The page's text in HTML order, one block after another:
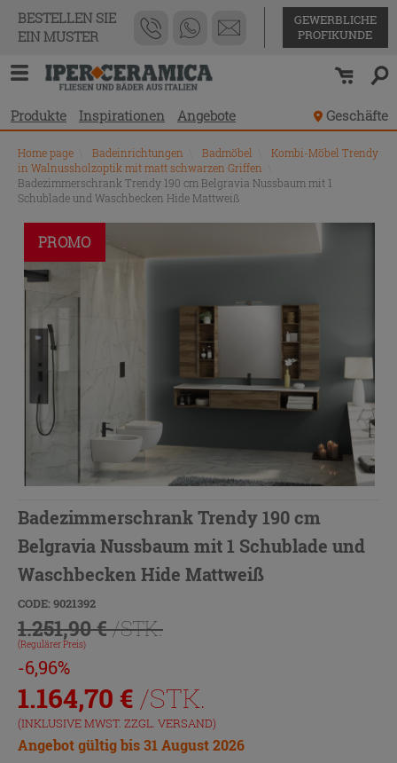
BESTELLEN SIE
EIN MUSTER
GEWERBLICHE
PROFIKUNDE
Produkte Inspirationen Angebote Geschäfte
Home page Badeinrichtungen Badmöbel
Kombi-Möbel Trendy
in Walnussholzoptik mit matt schwarzen Griffen
Badezimmerschrank Trendy 190 cm Belgravia Nussbaum mit 1
Schublade und Waschbecken Hide Mattweiß
PROMO
Badezimmerschrank Trendy 190 cm
Belgravia Nussbaum mit 1 Schublade und
Waschbecken Hide Mattweiß
CODE: 9021392
1.251,90 €/STK.
(Regulärer Preis)
-6,96%
1.164,70 € /STK.
(INKLUSIVE MWST. ZZGL. VERSAND)
Angebot gültig bis 31 August 2026